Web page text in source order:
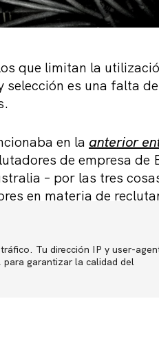
Política de
que limitan la
es una falta
en la anterior
de empresa de
– por las tres
en materia de
fuesen a)
desarrollen un
de marca en el
Tu dirección IP y user-
garantizar la calidad del